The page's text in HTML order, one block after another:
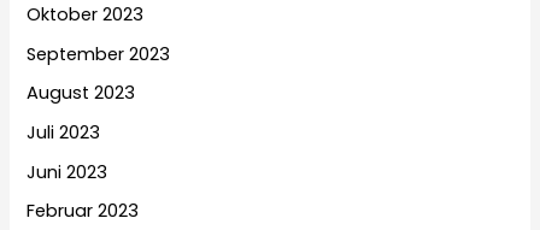
Oktober 2023
September 2023
August 2023
Juli 2023
Juni 2023
Februar 2023